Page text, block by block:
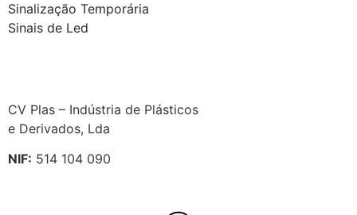
Sinalização Temporária
Sinais de Led
CV Plas – Indústria de Plásticos
e Derivados, Lda
NIF: 514 104 090